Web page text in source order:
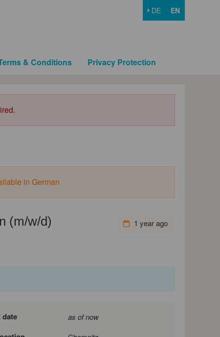
DE EN
& Conditions Privacy Protection
in German
1 year ago
(m/w/d)
as of now